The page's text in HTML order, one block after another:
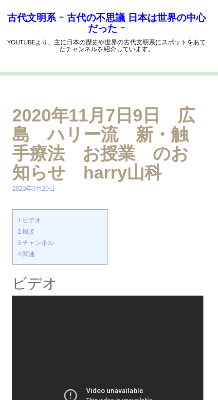
キ
古代文明系 ｰ 古代の不思議 日本は世界の中心
だった ｰ
YOUTUBEより、主に日本の歴史や世界の古代文明系にスポットをあて
たチャンネルを紹介しています。
2020年11月7日9日 広
島 ハリー流 新・触
手療法 お授業 のお
知らせ harry山科
2020年9月29日
1 ビデオ
2概要
3チャンネル
4関連
ビデオ